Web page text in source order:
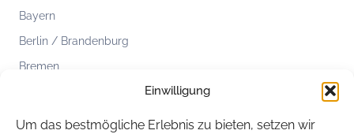
Einwilligung
Um das bestmögliche Erlebnis zu bieten, setzen wir
Bayern
Berlin / Brandenburg
Bremen